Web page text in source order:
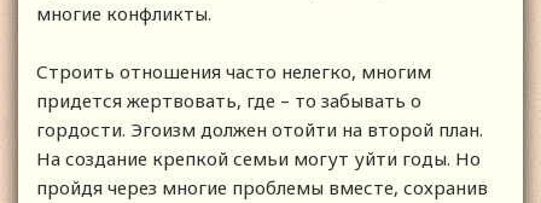
многие конфликты.
Строить отношения часто нелегко, многим
придется жертвовать, где – то забывать о
гордости. Эгоизм должен отойти на второй план.
На создание крепкой семьи могут уйти годы. Но
пройдя через многие проблемы вместе, сохранив